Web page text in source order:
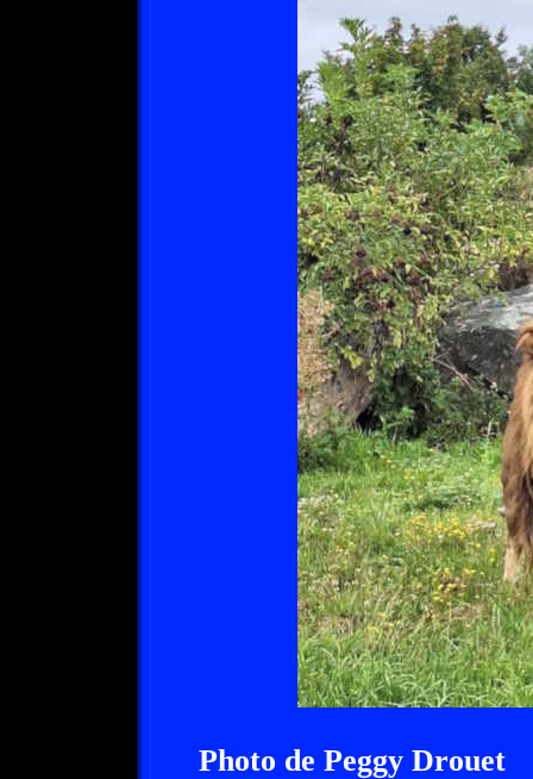
Photo de Peggy Drouet